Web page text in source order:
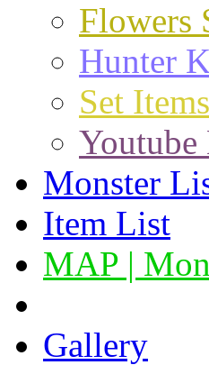
Flowers
Hunter
Set
Youtube
Monster
Item List
MAP |
Gallery